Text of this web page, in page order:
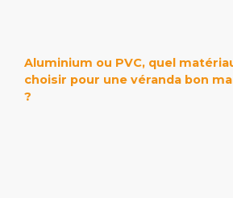
Aluminium ou PVC, quel
choisir pour une véranda bon
?